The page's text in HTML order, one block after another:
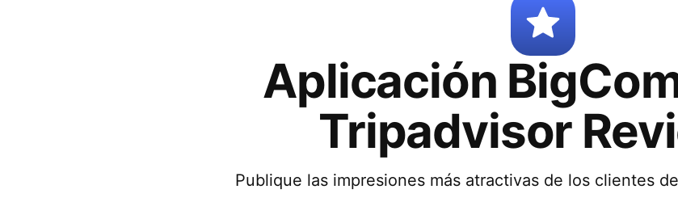
Aplicación
Tripadvisor
Publique las impresiones más atractivas de los clientes